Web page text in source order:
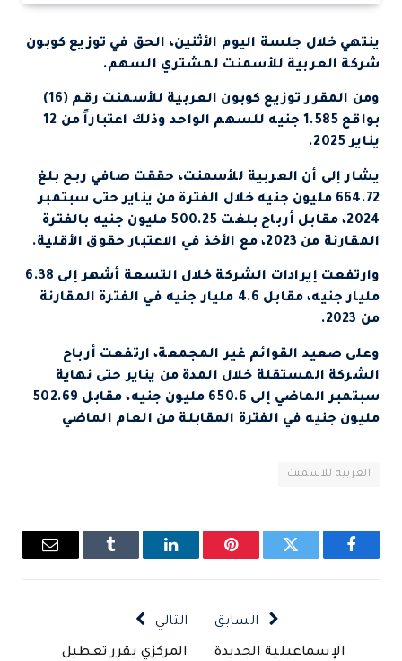
ينتهي خلال جلسة اليوم الأثنين، الحق في توزيع كوبون
شركة العربية للأسمنت لمشتري السهم.
ومن المقرر توزيع كوبون العربية للأسمنت رقم (16)
بواقع 1.585 جنيه للسهم الواحد وذلك اعتباراً من 12
يناير 2025.
يشار إلى أن العربية للأسمنت، حققت صافي ربح بلغ
664.72 مليون جنيه خلال الفترة من يناير حتى سبتمبر
2024، مقابل أرباح بلغت 500.25 مليون جنيه بالفترة
المقارنة من 2023، مع الأخذ في الاعتبار حقوق الأقلية.
وارتفعت إيرادات الشركة خلال التسعة أشهر إلى 6.38
مليار جنيه، مقابل 4.6 مليار جنيه في الفترة المقارنة
من 2023.
وعلى صعيد القوائم غير المجمعة، ارتفعت أرباح
الشركة المستقلة خلال المدة من يناير حتى نهاية
سبتمبر الماضي إلى 650.6 مليون جنيه، مقابل 502.69
مليون جنيه في الفترة المقابلة من العام الماضي
العربية للاسمنت
فيسبوك تويتر بينتيريستلينكدإن Tumblr
البريد
السابق
الإسماعيلية الجديدة
التالي
المركزي يقرر تعطيل